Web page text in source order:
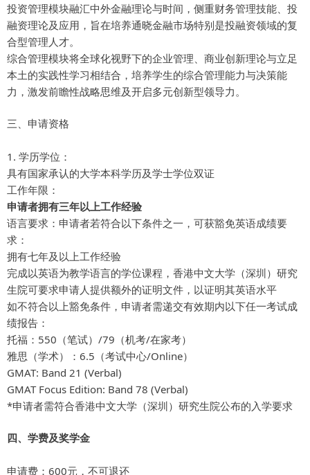
投资管理模块融汇中外金融理论与时间，侧重财务管理技能、投
融资理论及应用，旨在培养通晓金融市场特别是投融资领域的复
合型管理人才。
综合管理模块将全球化视野下的企业管理、商业创新理论与立足
本土的实践性学习相结合，培养学生的综合管理能力与决策能
力，激发前瞻性战略思维及开启多元创新型领导力。
三、申请资格
1. 学历学位：
具有国家承认的大学本科学历及学士学位双证
工作年限：
申请者拥有三年以上工作经验
语言要求：申请者若符合以下条件之一，可获豁免英语成绩要
求：
拥有七年及以上工作经验
完成以英语为教学语言的学位课程，香港中文大学（深圳）研究
生院可要求申请人提供额外的证明文件，以证明其英语水平
如不符合以上豁免条件，申请者需递交有效期内以下任一考试成
绩报告：
托福：550（笔试）/79（机考/在家考）
雅思（学术）：6.5（考试中心/Online）
GMAT: Band 21 (Verbal)
GMAT Focus Edition: Band 78 (Verbal)
*申请者需符合香港中文大学（深圳）研究生院公布的入学要求
四、学费及奖学金
申请费：600元，不可退还